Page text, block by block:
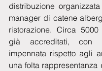
distribuzione
manager di catene
ristorazione. Circa
già accreditati, con
impennata rispetto agli
una folta rappresentanza